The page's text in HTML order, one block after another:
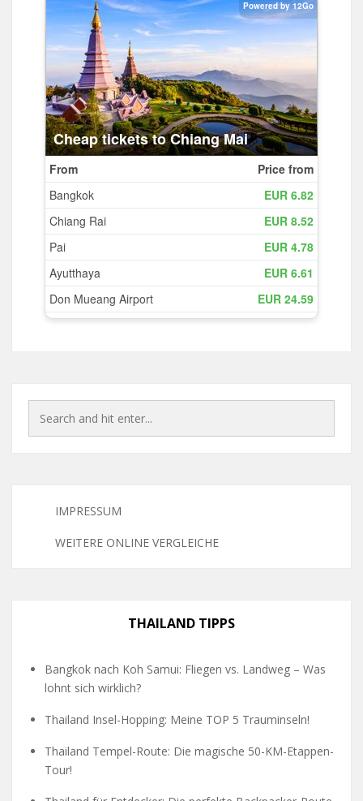
IMPRESSUM
WEITERE ONLINE VERGLEICHE
THAILAND TIPPS
Bangkok nach Koh Samui: Fliegen vs. Landweg – Was
lohnt sich wirklich?
Thailand Insel-Hopping: Meine TOP 5 Trauminseln!
Thailand Tempel-Route: Die magische 50-KM-Etappen-
Tour!